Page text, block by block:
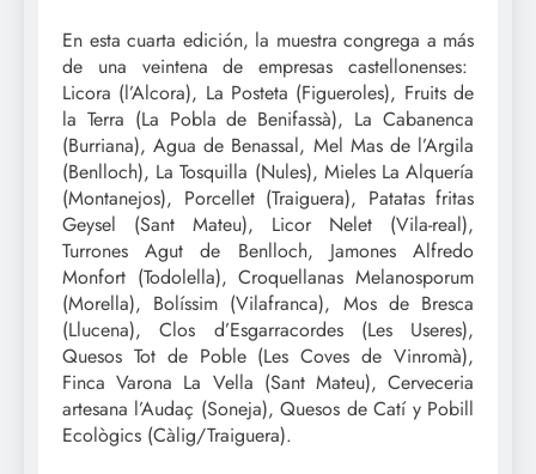
En esta cuarta edición, la muestra congrega a más
de una veintena de empresas castellonenses:
Licora (l’Alcora), La Posteta (Figueroles), Fruits de
la Terra (La Pobla de Benifassà), La Cabanenca
(Burriana), Agua de Benassal, Mel Mas de l’Argila
(Benlloch), La Tosquilla (Nules), Mieles La Alquería
(Montanejos), Porcellet (Traiguera), Patatas fritas
Geysel (Sant Mateu), Licor Nelet (Vila-real),
Turrones Agut de Benlloch, Jamones Alfredo
Monfort (Todolella), Croquellanas Melanosporum
(Morella), Bolíssim (Vilafranca), Mos de Bresca
(Llucena), Clos d’Esgarracordes (Les Useres),
Quesos Tot de Poble (Les Coves de Vinromà),
Finca Varona La Vella (Sant Mateu), Cerveceria
artesana l’Audaç (Soneja), Quesos de Catí y Pobill
Ecològics (Càlig/Traiguera).